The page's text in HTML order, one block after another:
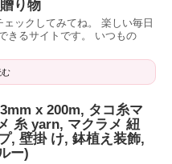
り物
ックしてみてね。 楽しい毎日
きるサイトです。 いつもの
x 200m, タコ糸マ
糸 yarn, マクラメ 紐
, 壁掛 け, 鉢植え装飾,
ー)